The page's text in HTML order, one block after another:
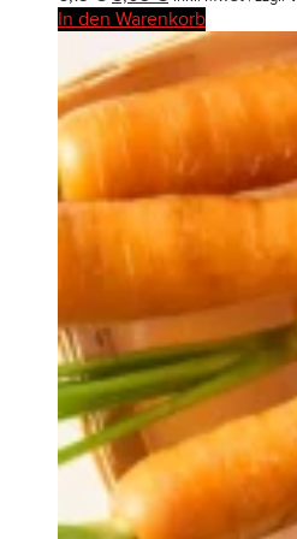
Preis
war:
6,19 €
Preis
ist:
5,09 €.
In den Warenkorb